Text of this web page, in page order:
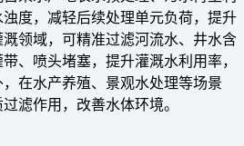
度，减轻后续处理单元负荷，提升
领域，可精准过滤河流水、井水含
、喷头堵塞，提升灌溉水利用率，
在水产养殖、景观水处理等场景
滤作用，改善水体环境。